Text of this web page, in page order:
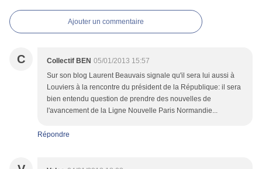
Ajouter un commentaire
C Collectif BEN 05/01/2013 15:57
Sur son blog Laurent Beauvais signale qu'il sera lui aussi à
Louviers à la rencontre du président de la République: il sera
bien entendu question de prendre des nouvelles de
l'avancement de la Ligne Nouvelle Paris Normandie...
Répondre